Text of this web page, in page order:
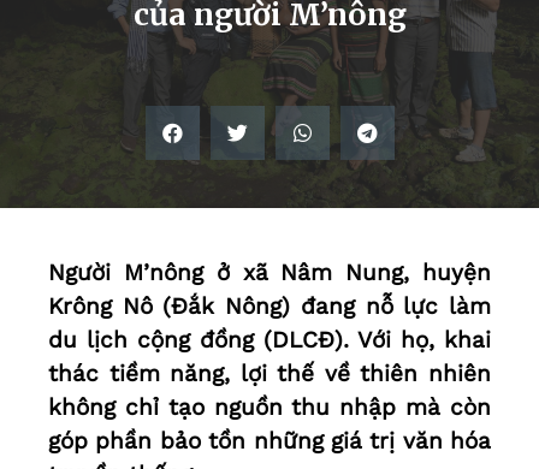
của người M’nông
Người M’nông ở xã Nâm Nung, huyện
Krông Nô (Đắk Nông) đang nỗ lực làm
du lịch cộng đồng (DLCĐ). Với họ, khai
thác tiềm năng, lợi thế về thiên nhiên
không chỉ tạo nguồn thu nhập mà còn
góp phần bảo tồn những giá trị văn hóa